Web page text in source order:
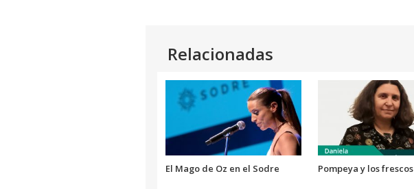
Relacionadas
El Mago de Oz en el Sodre Pompeya y los frescos